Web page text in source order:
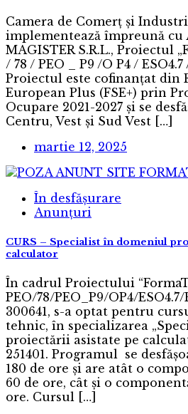
Camera de Comerț și
implementează împreună cu
MAGISTER S.R.L., Proiectul
/ 78 / PEO _ P9 /O P4 /
Proiectul este cofinanțat din
European Plus (FSE+) prin
Ocupare 2021-2027 și se
Centru, Vest și Sud Vest […]
martie 12, 2025
În desfășurare
Anunțuri
CURS – Specialist în domeniul
calculator
În cadrul Proiectului
PEO/78/PEO_P9/OP4/
300641, s-a optat pentru
tehnic, în specializarea
proiectării asistate pe
251401. Programul se
180 de ore și are atât o
60 de ore, cât și o
ore. Cursul […]